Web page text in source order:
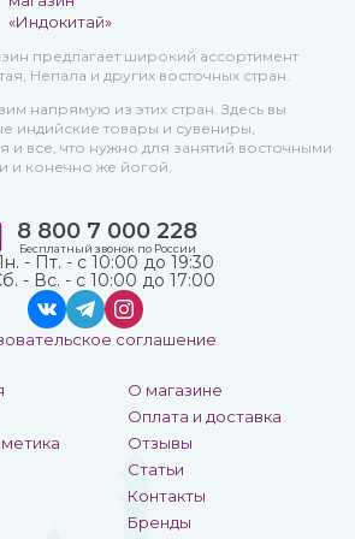
предлагает широкий ассортимент
Непала и других восточных стран.
напрямую из этих стран. Здесь вы
индийские товары и сувениры,
и все, что нужно для занятий восточными
и конечно же йогой.
О магазине
Оплата и доставка
Отзывы
Статьи
Контакты
Бренды
8 800 7 000 228
Бесплатный звонок по России
- Пт. - с 10:00 до 19:30
- Вс. - с 10:00 до 17:00
соглашение